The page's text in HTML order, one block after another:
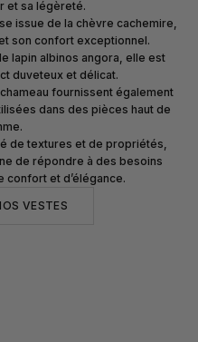
et sa légèreté.
issue de la chèvre cachemire,
son confort exceptionnel.
lapin albinos angora, elle est
duveteux et délicat.
fournissent également
dans des pièces haut de
de textures et de propriétés,
de répondre à des besoins
et d’élégance.
VESTES